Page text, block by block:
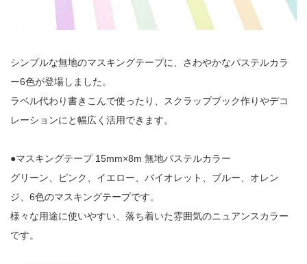
シンプルな無地のマスキングテープに、さわやかなパステルカラ
ー6色が登場しました。
ラベル代わり書きこんで使ったり、スクラップブック作りやデコ
レーションにと幅広く活用できます。
●マスキングテープ 15mm×8m 無地パステルカラー
グリーン、ピンク、イエロー、バイオレット、ブルー、オレン
ジ、6色のマスキングテープです。
様々な用途に使いやすい、落ち着いた雰囲気のニュアンスカラー
です。